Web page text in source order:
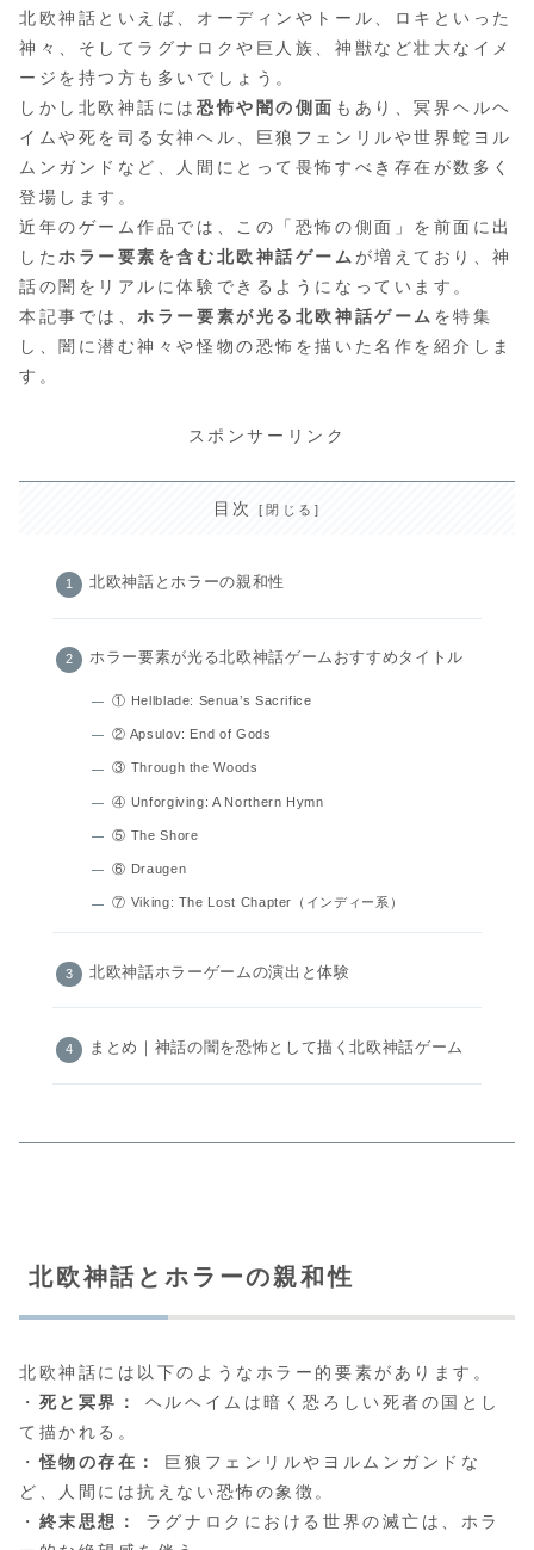
北欧神話といえば、オーディンやトール、ロキといった
神々、そしてラグナロクや巨人族、神獣など壮大なイメ
ージを持つ方も多いでしょう。
しかし北欧神話には恐怖や闇の側面 もあり、冥界ヘルヘ
イムや死を司る女神ヘル、巨狼フェンリルや世界蛇ヨル
ムンガンドなど、人間にとって畏怖すべき存在が数多く
登場します。
近年のゲーム作品では、この「恐怖の側面」を前面に出
したホラー要素を含む北欧神話ゲーム が増えており、神
話の闇をリアルに体験できるようになっています。
本記事では、ホラー要素が光る北欧神話ゲーム を特集
し、闇に潜む神々や怪物の恐怖を描いた名作を紹介しま
す。
スポンサーリンク
目次
北欧神話とホラーの親和性
ホラー要素が光る北欧神話ゲームおすすめタイトル
① Hellblade: Senua’s Sacrifice
② Apsulov: End of Gods
③ Through the Woods
④ Unforgiving: A Northern Hymn
⑤ The Shore
⑥ Draugen
⑦ Viking: The Lost Chapter（インディー系）
北欧神話ホラーゲームの演出と体験
まとめ｜神話の闇を恐怖として描く北欧神話ゲーム
北欧神話とホラーの親和性
北欧神話には以下のようなホラー的要素があります。
・ 死と冥界：
ヘルヘイムは暗く恐ろしい死者の国とし
て描かれる。
・怪物の存在：
巨狼フェンリルやヨルムンガンドな
ど、人間には抗えない恐怖の象徴。
・ 終末思想：
ラグナロクにおける世界の滅亡は、ホラ